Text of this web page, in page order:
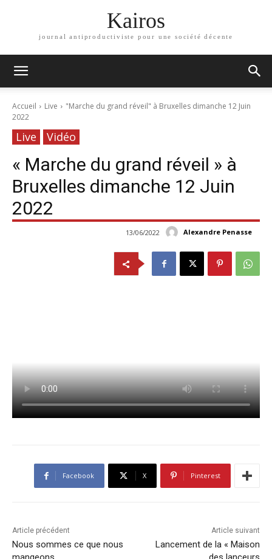
Kairos
journal antiproductiviste pour une société décente
Accueil Live
"Marche du grand réveil" à Bruxelles dimanche 12 Juin
2022
Live Vidéo
« Marche du grand réveil » à
Bruxelles dimanche 12 Juin
2022
Alexandre Penasse
13/06/2022
Facebook X Pinterest
Article précédent
Nous sommes ce que nous
Article suivant
Lancement de la « Maison